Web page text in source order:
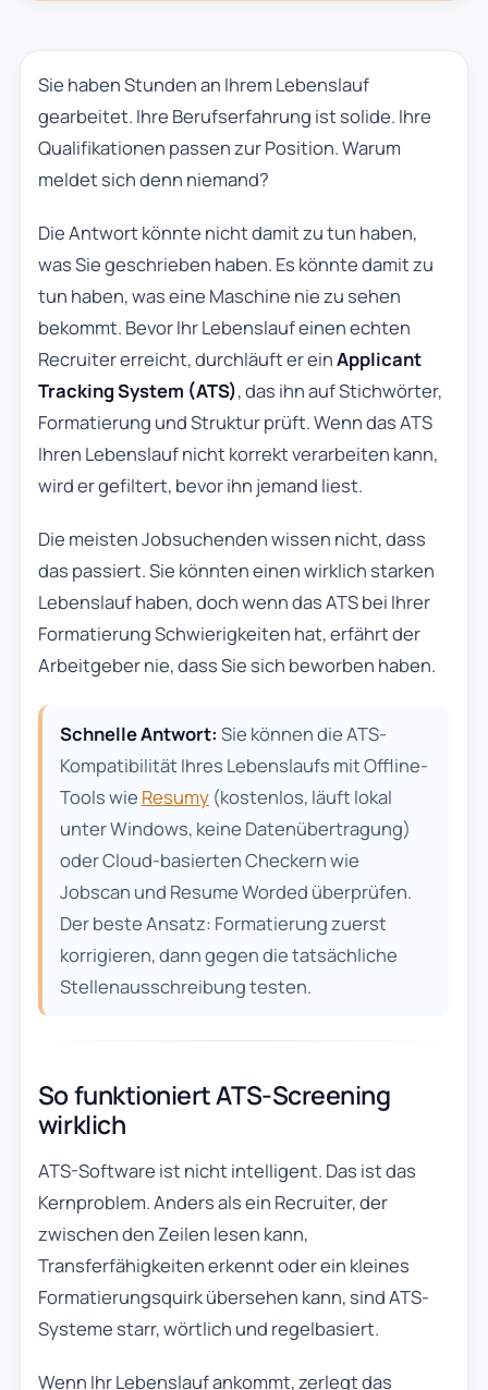
Sie haben Stunden an Ihrem Lebenslauf
gearbeitet. Ihre Berufserfahrung ist solide. Ihre
Qualifikationen passen zur Position. Warum
meldet sich denn niemand?
Die Antwort könnte nicht damit zu tun haben,
was Sie geschrieben haben. Es könnte damit zu
tun haben, was eine Maschine nie zu sehen
bekommt. Bevor Ihr Lebenslauf einen echten
Recruiter erreicht, durchläuft er einApplicant
Tracking System (ATS), das ihn auf Stichwörter,
Formatierung und Struktur prüft. Wenn das ATS
Ihren Lebenslauf nicht korrekt verarbeiten kann,
wird er gefiltert, bevor ihn jemand liest.
Die meisten Jobsuchenden wissen nicht, dass
das passiert. Sie könnten einen wirklich starken
Lebenslauf haben, doch wenn das ATS bei Ihrer
Formatierung Schwierigkeiten hat, erfährt der
Arbeitgeber nie, dass Sie sich beworben haben.
Schnelle Antwort: Sie können die ATS-
Kompatibilität Ihres Lebenslaufs mit Offline-
Tools wie Resumy(kostenlos, läuft lokal
unter Windows, keine Datenübertragung)
oder Cloud-basierten Checkern wie
Jobscan und Resume Worded überprüfen.
Der beste Ansatz: Formatierung zuerst
korrigieren, dann gegen die tatsächliche
Stellenausschreibung testen.
So funktioniert ATS-Screening
wirklich
ATS-Software ist nicht intelligent. Das ist das
Kernproblem. Anders als ein Recruiter, der
zwischen den Zeilen lesen kann,
Transferfähigkeiten erkennt oder ein kleines
Formatierungsquirk übersehen kann, sind ATS-
Systeme starr, wörtlich und regelbasiert.
Wenn Ihr Lebenslauf ankommt, zerlegt das